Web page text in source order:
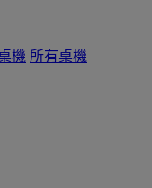
機 所有桌機